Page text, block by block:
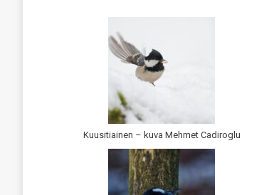
Kuusitiainen – kuva Mehmet Cadiroglu